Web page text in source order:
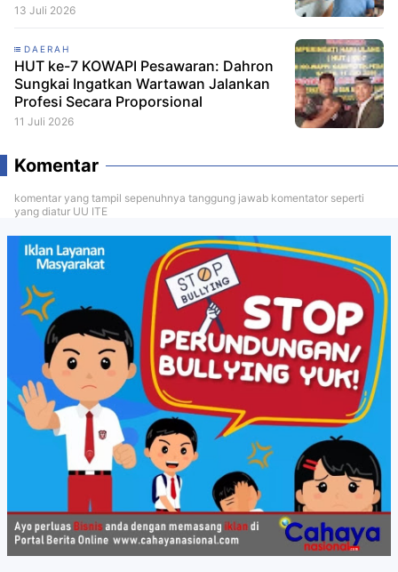
13 Juli 2026
DAERAH
HUT ke-7 KOWAPI Pesawaran: Dahron
Sungkai Ingatkan Wartawan Jalankan
Profesi Secara Proporsional
11 Juli 2026
Komentar
komentar yang tampil sepenuhnya tanggung jawab komentator seperti
yang diatur UU ITE